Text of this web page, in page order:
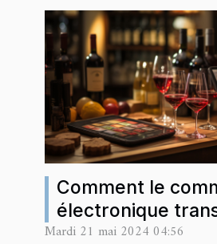
Comment le
électronique
marché bordelais
Mardi 21 mai 2024 04:56